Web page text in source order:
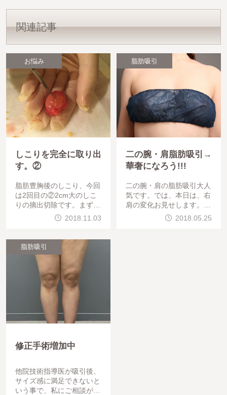
関連記事
お悩み
しこりを完全に取り出
す。②
脂肪豊胸後のしこり、今回
は2回目の②2cm大のしこ
りの摘出切除です。まずは
、超音波でしっかり診断し
けではよくなりません。
2018.11.03
脂肪吸引
二の腕・肩脂肪吸引→
華奢になろう!!!
二の腕・肩の脂肪吸引大人
気です。では、本日は、右
肩の変化お見せします。全
身の脂肪吸引をして頂きま
2018.05.25
脂肪吸引
修正手術増加中
他院技術指導医が吸引後、
サイズ感に満足できないと
いう事で、私にご相談があ